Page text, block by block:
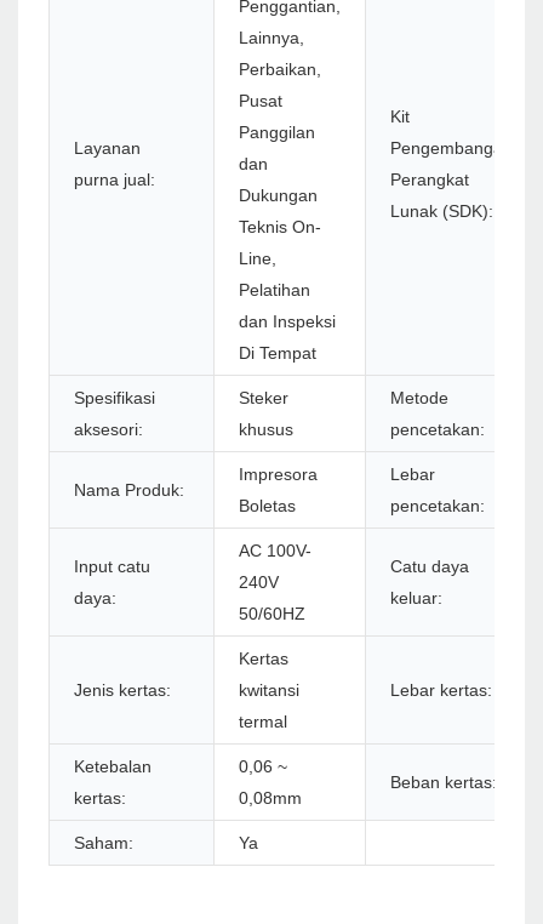
Layanan
purna jual:
Penggantian,
Lainnya,
Perbaikan,
Pusat
Panggilan
dan
Dukungan
Teknis On-
Line,
Pelatihan
dan Inspeksi
Di Tempat
Kit
Pengembangan
Perangkat
Lunak (SDK):
Spesifikasi
aksesori:
Steker
khusus
Metode
pencetakan:
Nama Produk:
Impresora
Boletas
Lebar
pencetakan:
Input catu
daya:
AC 100V-
240V
50/60HZ
Catu daya
keluar:
Jenis kertas:
Kertas
kwitansi
termal
Lebar kertas:
Ketebalan
kertas:
0,06 ~
0,08mm
Beban kertas:
Saham: Ya